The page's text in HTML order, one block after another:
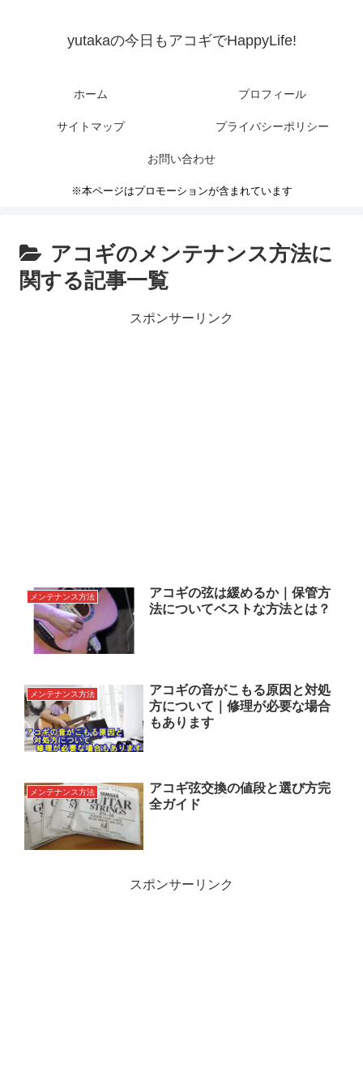
yutakaの今日もアコギでHappyLife!
ホーム プロフィール
サイトマップ プライバシーポリシー
お問い合わせ
※本ページはプロモーションが含まれています
アコギのメンテナンス方法に
関する記事一覧
スポンサーリンク
メンテナンス方法
アコギの弦は緩めるか｜保管方
法についてベストな方法とは？
メンテナンス方法
アコギの音がこもる原因と対処
方について｜修理が必要な場合
もあります
メンテナンス方法
アコギ弦交換の値段と選び方完
全ガイド
スポンサーリンク